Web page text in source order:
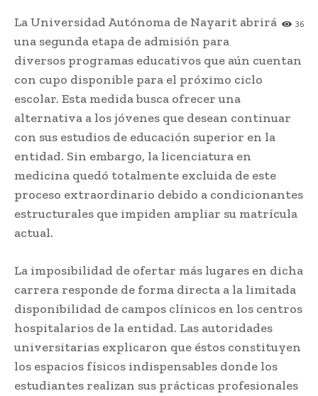
36
La Universidad Autónoma de Nayarit abrirá
una segunda etapa de admisión para
diversos programas educativos que aún cuentan
con cupo disponible para el próximo ciclo
escolar. Esta medida busca ofrecer una
alternativa a los jóvenes que desean continuar
con sus estudios de educación superior en la
entidad. Sin embargo, la licenciatura en
medicina quedó totalmente excluida de este
proceso extraordinario debido a condicionantes
estructurales que impiden ampliar su matrícula
actual.
La imposibilidad de ofertar más lugares en dicha
carrera responde de forma directa a la limitada
disponibilidad de campos clínicos en los centros
hospitalarios de la entidad. Las autoridades
universitarias explicaron que éstos constituyen
los espacios físicos indispensables donde los
estudiantes realizan sus prácticas profesionales